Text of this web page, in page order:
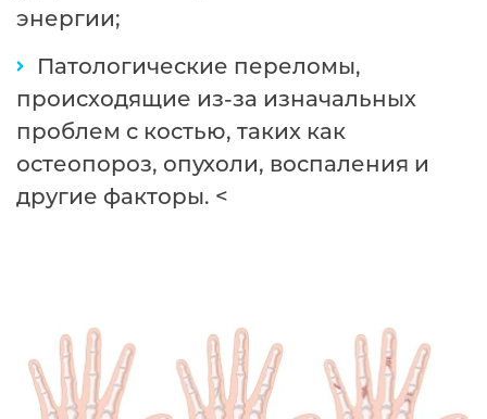
энергии;
Патологические переломы,
происходящие из-за изначальных
проблем с костью, таких как
остеопороз, опухоли, воспаления и
другие факторы. <